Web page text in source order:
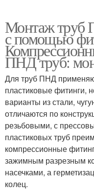
Монтаж труб
с помощью
ПНД труб:
Для труб ПНД
пластиковые фитинги,
варианты из стали,
отличаются по
резьбовыми, с
пластиковых труб
компрессионные
зажимным разрезным
насечками, а
колец.